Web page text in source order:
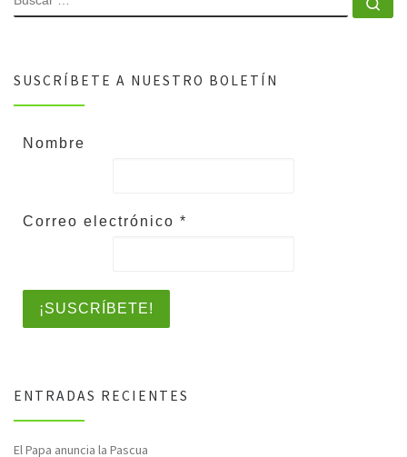
SUSCRÍBETE A NUESTRO BOLETÍN
Nombre
Correo electrónico *
ENTRADAS RECIENTES
El Papa anuncia la Pascua